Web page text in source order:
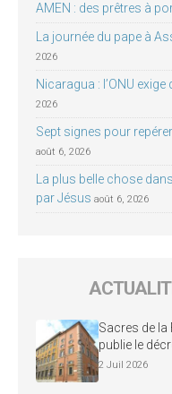
AMEN : des prêtres à
La journée du pape à
2026
Nicaragua : l’ONU
2026
Sept signes pour
août 6, 2026
La plus belle chose
par Jésus août 6, 2026
Sacres de la
publie le
2 Juil 2026